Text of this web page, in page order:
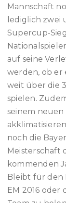
Mannschaft
lediglich
Supercup-
auf seine
werden, ob er
weit über die
spielen.
seinem neuen
noch die
Meisterschaft
kommenden
Bleibt für den
EM 2016 oder